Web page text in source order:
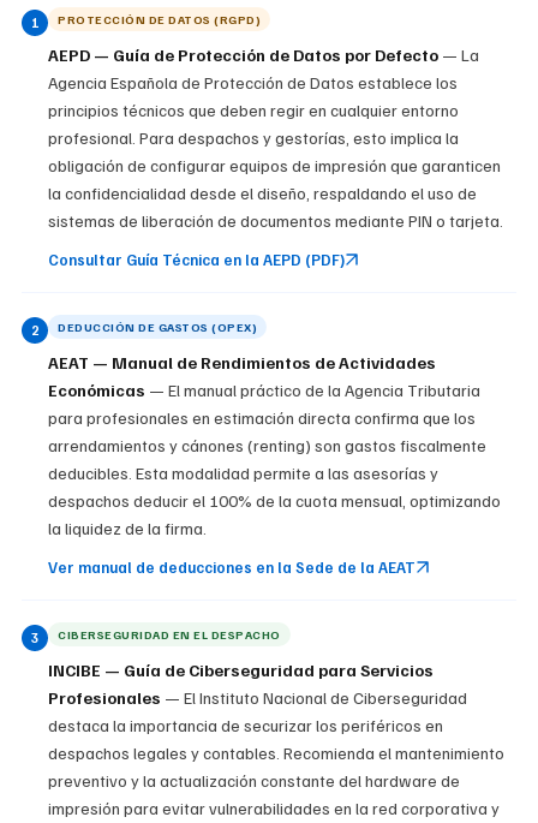
1 PROTECCIÓN DE DATOS (RGPD)
AEPD — Guía de Protección de Datos por Defecto — La
Agencia Española de Protección de Datos establece los
principios técnicos que deben regir en cualquier entorno
profesional. Para despachos y gestorías, esto implica la
obligación de configurar equipos de impresión que garanticen
la confidencialidad desde el diseño, respaldando el uso de
sistemas de liberación de documentos mediante PIN o tarjeta.
Consultar Guía Técnica en la AEPD (PDF)
2 DEDUCCIÓN DE GASTOS (OPEX)
AEAT — Manual de Rendimientos de Actividades
Económicas — El manual práctico de la Agencia Tributaria
para profesionales en estimación directa confirma que los
arrendamientos y cánones (renting) son gastos fiscalmente
deducibles. Esta modalidad permite a las asesorías y
despachos deducir el 100% de la cuota mensual, optimizando
la liquidez de la firma.
Ver manual de deducciones en la Sede de la AEAT
3 CIBERSEGURIDAD EN EL DESPACHO
INCIBE — Guía de Ciberseguridad para Servicios
Profesionales — El Instituto Nacional de Ciberseguridad
destaca la importancia de securizar los periféricos en
despachos legales y contables. Recomienda el mantenimiento
preventivo y la actualización constante del hardware de
impresión para evitar vulnerabilidades en la red corporativa y